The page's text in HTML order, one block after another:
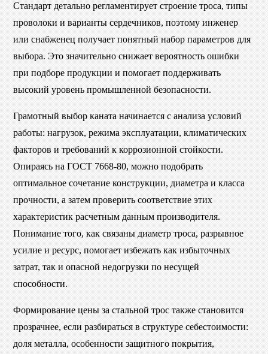
Стандарт детально регламентирует строение троса, типы
проволоки и варианты сердечников, поэтому инженер
или снабженец получает понятный набор параметров для
выбора. Это значительно снижает вероятность ошибки
при подборе продукции и помогает поддерживать
высокий уровень промышленной безопасности.
Грамотный выбор каната начинается с анализа условий
работы: нагрузок, режима эксплуатации, климатических
факторов и требований к коррозионной стойкости.
Опираясь на ГОСТ 7668-80, можно подобрать
оптимальное сочетание конструкции, диаметра и класса
прочности, а затем проверить соответствие этих
характеристик расчетным данным производителя.
Понимание того, как связаны диаметр троса, разрывное
усилие и ресурс, помогает избежать как избыточных
затрат, так и опасной недогрузки по несущей
способности.
Формирование цены за стальной трос также становится
прозрачнее, если разбираться в структуре себестоимости:
доля металла, особенности защитного покрытия,